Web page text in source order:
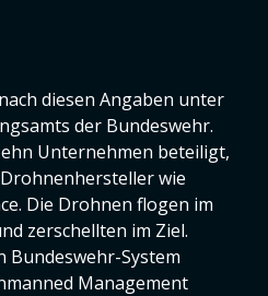
diesen Angaben unter
der Bundeswehr.
Unternehmen beteiligt,
wie
Die Drohnen flogen im
zerschellten im Ziel.
Bundeswehr-System
Management